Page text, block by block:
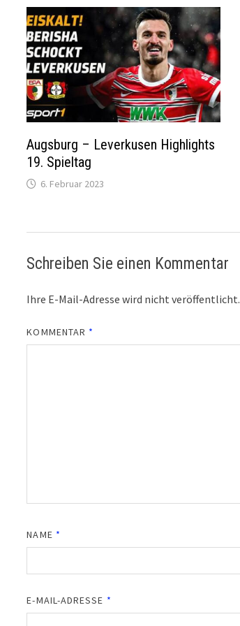
Augsburg – Leverkusen Highlights
19. Spieltag
6. Februar 2023
Schreiben Sie einen Kommentar
Ihre E-Mail-Adresse wird nicht veröffentlicht.
KOMMENTAR *
NAME *
E-MAIL-ADRESSE *